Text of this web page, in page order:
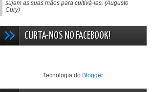
sujam as suas mãos para cultivá-las. (Augusto
Cury)
CURTA-NOS NO FACEBOOK!
Tecnologia do Blogger.